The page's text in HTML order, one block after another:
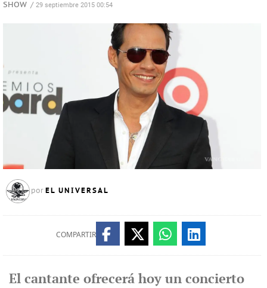
SHOW / 29 septiembre 2015 00:54
por EL UNIVERSAL
COMPARTIR
El cantante ofrecerá hoy un concierto